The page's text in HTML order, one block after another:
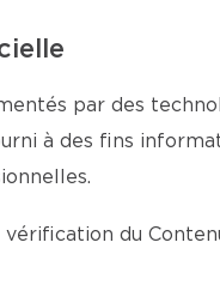
par des
à des fins
vérification du